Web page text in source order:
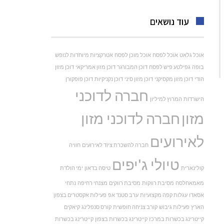
עוד נושאים
אוכל גלאט אוכל לפסח אוכל מוכן לפסח אטרקציות מיוחדות לנופש
בופה גפילטע פיש לפסח דוכן המבורגר דוכן מזון אמריקאי דוכן מזון
הודי דוכן מזון מקסיקני דוכן מזון סיני דוכן נקניקיות דוכן פופקורן
הישרדות המרוץ למיליון חברה לדוכני
מזון חברה לדוכני מזון
לאירועים חברה להשכרת ציוד לאירועים חוויה
קולינארית טיולי ג'יפים טיסה בדאון ימי הולדת
מאמאחלסה מסיבת רווקות מסיבת רווקים מצנחי רחיפה נתחי
אסאדו עגלות קפה מקצועיות ערב סטנד אפ פעילות אקסטרים בצפון
הארץ פעילות גיבוש קורב צניחה חופשית קורס סנפלינג קיאקים
קייטרינג בכשרות במרכז קייטרינג בכשרות בצפון קייטרינג בכשרות